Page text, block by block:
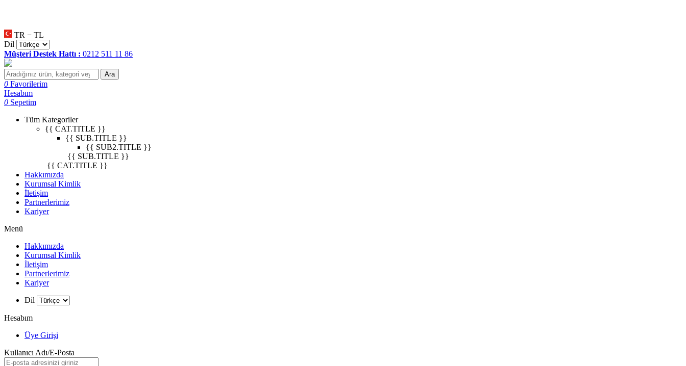
TR − TL
Dil
Müşteri Destek Hattı : 0212 511 11 86
Ara
0 Favorilerim
Hesabım
0 Sepetim
Tüm Kategoriler
{{ CAT.TITLE }}
{{ SUB.TITLE }}
{{ SUB2.TITLE }}
{{ SUB.TITLE }}
{{ CAT.TITLE }}
Hakkımızda
Kurumsal Kimlik
İletişim
Partnerlerimiz
Kariyer
Menü
Hakkımızda
Kurumsal Kimlik
İletişim
Partnerlerimiz
Kariyer
Dil
Hesabım
Üye Girişi
Kullanıcı Adı/E-Posta